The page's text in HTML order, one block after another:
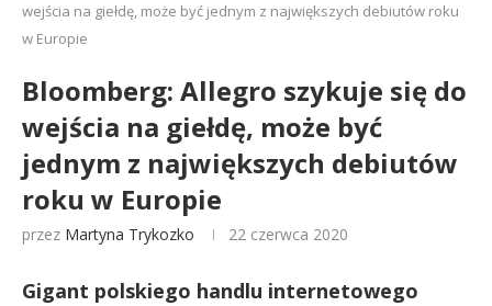
wejścia na giełdę, może być jednym z największych debiutów roku
w Europie
Bloomberg: Allegro szykuje się do
wejścia na giełdę, może być
jednym z największych debiutów
roku w Europie
przez Martyna Trykozko 22 czerwca 2020
Gigant polskiego handlu internetowego